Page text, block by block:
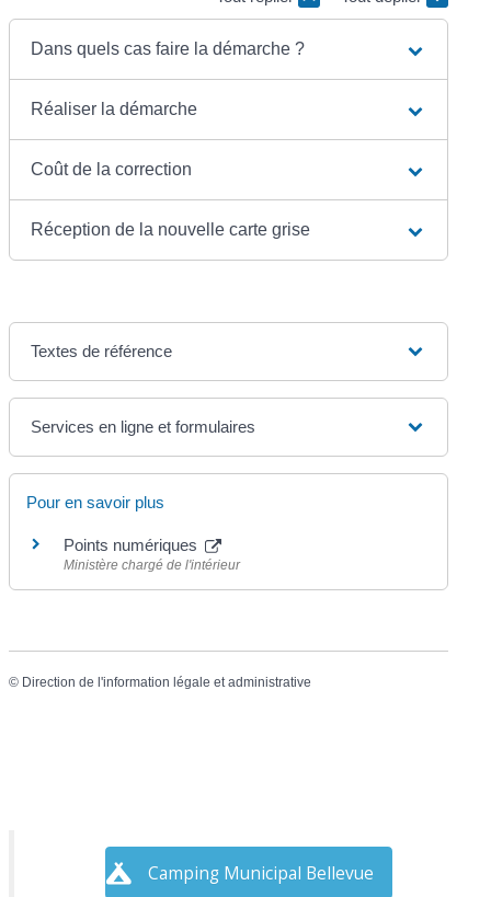
Dans quels cas faire la démarche ?
Réaliser la démarche
Coût de la correction
Réception de la nouvelle carte grise
Textes de référence
Services en ligne et formulaires
Pour en savoir plus
Points numériques
Ministère chargé de l'intérieur
© Direction de l'information légale et administrative
Camping Municipal Bellevue